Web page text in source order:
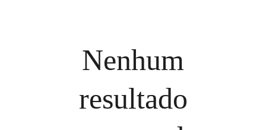
Nenhum
resultado